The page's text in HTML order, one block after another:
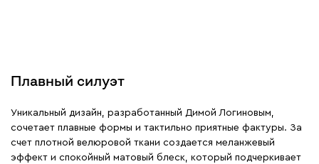
Плавный силуэт
Уникальный дизайн, разработанный Димой Логиновым,
сочетает плавные формы и тактильно приятные фактуры. За
счет плотной велюровой ткани создается меланжевый
эффект и спокойный матовый блеск, который подчеркивает